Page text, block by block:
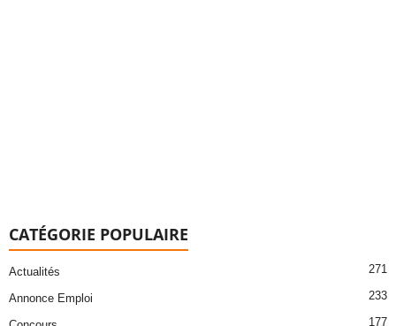
CATÉGORIE POPULAIRE
Actualités 271
Annonce Emploi 233
177